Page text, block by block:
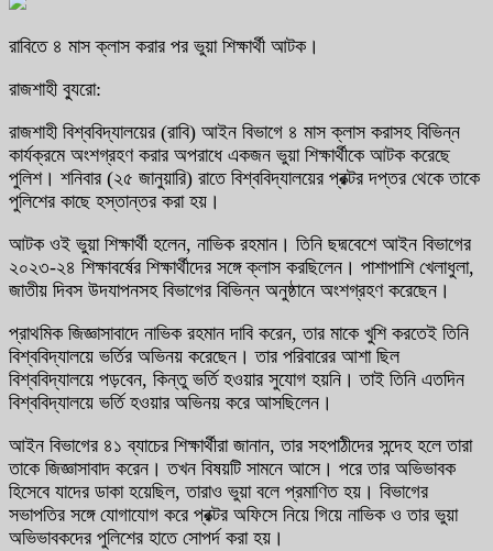
রাবিতে ৪ মাস ক্লাস করার পর ভুয়া শিক্ষার্থী আটক।
রাজশাহী ব্যুরো:
রাজশাহী বিশ্ববিদ্যালয়ের (রাবি) আইন বিভাগে ৪ মাস ক্লাস করাসহ বিভিন্ন
কার্যক্রমে অংশগ্রহণ করার অপরাধে একজন ভুয়া শিক্ষার্থীকে আটক করেছে
পুলিশ। শনিবার (২৫ জানুয়ারি) রাতে বিশ্ববিদ্যালয়ের প্রক্টর দপ্তর থেকে তাকে
পুলিশের কাছে হস্তান্তর করা হয়।
আটক ওই ভুয়া শিক্ষার্থী হলেন, নাভিক রহমান। তিনি ছদ্মবেশে আইন বিভাগের
২০২৩-২৪ শিক্ষাবর্ষের শিক্ষার্থীদের সঙ্গে ক্লাস করছিলেন। পাশাপাশি খেলাধুলা,
জাতীয় দিবস উদযাপনসহ বিভাগের বিভিন্ন অনুষ্ঠানে অংশগ্রহণ করেছেন।
প্রাথমিক জিজ্ঞাসাবাদে নাভিক রহমান দাবি করেন, তার মাকে খুশি করতেই তিনি
বিশ্ববিদ্যালয়ে ভর্তির অভিনয় করেছেন। তার পরিবারের আশা ছিল
বিশ্ববিদ্যালয়ে পড়বেন, কিন্তু ভর্তি হওয়ার সুযোগ হয়নি। তাই তিনি এতদিন
বিশ্ববিদ্যালয়ে ভর্তি হওয়ার অভিনয় করে আসছিলেন।
আইন বিভাগের ৪১ ব্যাচের শিক্ষার্থীরা জানান, তার সহপাঠীদের সন্দেহ হলে তারা
তাকে জিজ্ঞাসাবাদ করেন। তখন বিষয়টি সামনে আসে। পরে তার অভিভাবক
হিসেবে যাদের ডাকা হয়েছিল, তারাও ভুয়া বলে প্রমাণিত হয়। বিভাগের
সভাপতির সঙ্গে যোগাযোগ করে প্রক্টর অফিসে নিয়ে গিয়ে নাভিক ও তার ভুয়া
অভিভাবকদের পুলিশের হাতে সোপর্দ করা হয়।